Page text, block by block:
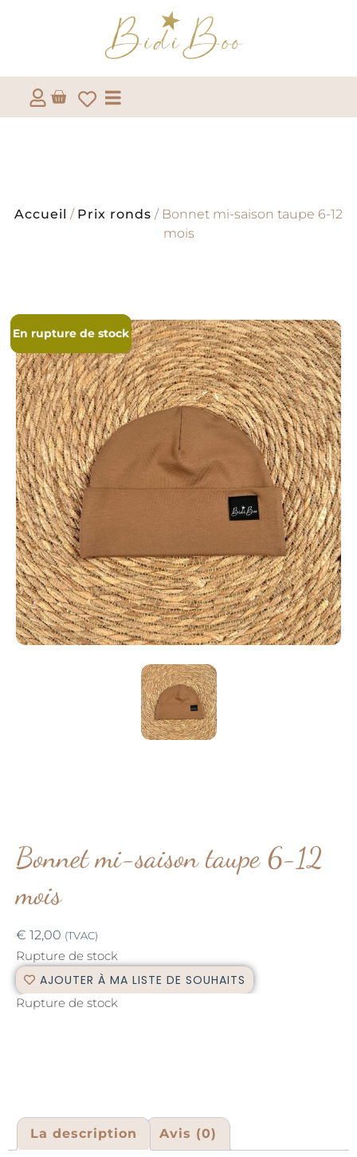
Accueil / Prix ronds / Bonnet mi-saison taupe 6-12
mois
En rupture de stock
En rupture de stock
Bonnet mi-saison taupe 6-12
mois
€ 12,00 (TVAC)
Rupture de stock
AJOUTER À MA LISTE DE SOUHAITS
Rupture de stock
La description Avis (0)